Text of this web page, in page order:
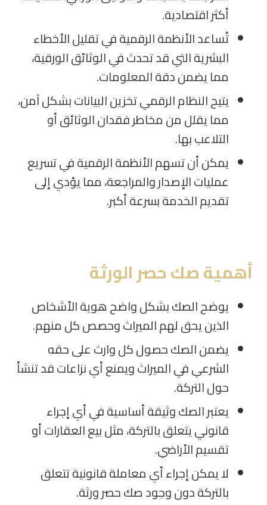
أكثر اقتصادية.
تُساعد الأنظمة الرقمية في تقليل الأخطاء
البشرية التي قد تحدث في الوثائق الورقية،
مما يضمن دقة المعلومات.
يتيح النظام الرقمي تخزين البيانات بشكل آمن،
مما يقلل من مخاطر فقدان الوثائق أو
التلاعب بها.
يمكن أن تسهم الأنظمة الرقمية في تسريع
عمليات الإصدار والمراجعة، مما يؤدي إلى
تقديم الخدمة بسرعة أكبر.
أهمية صك حصر الورثة
يوضح الصك بشكل واضح هوية الأشخاص
الذين يحق لهم الميراث وحصص كل منهم.
يضمن الصك حصول كل وارث على حقه
الشرعي في الميراث ويمنع أي نزاعات قد تنشأ
حول التركة.
يعتبر الصك وثيقة أساسية في أي إجراء
قانوني يتعلق بالتركة، مثل بيع العقارات أو
تقسيم الأراضي.
لا يمكن إجراء أي معاملة قانونية تتعلق
بالتركة دون وجود صك حصر ورثة.